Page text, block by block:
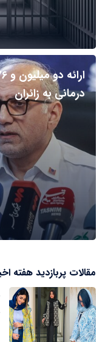
درمانی به زائران
مقالات پربازدید هفته